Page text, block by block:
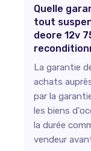
Quelle
tout
deore 12v
La garantie
achats
par la
les biens
la durée
vendeur